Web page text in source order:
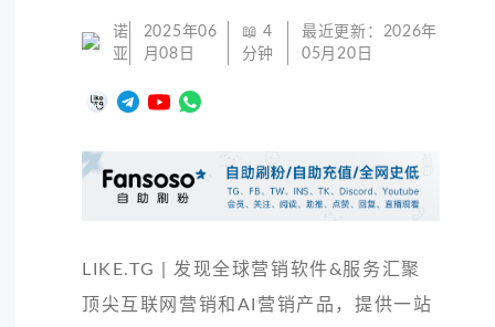
诺
亚
2025年06
月08日
📖 4
分钟
最近更新： 2026年
05月20日
LIKE.TG | 发现全球营销软件&服务汇聚
顶尖互联网营销和AI营销产品，提供一站